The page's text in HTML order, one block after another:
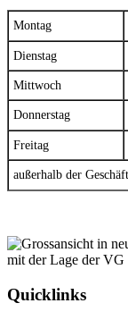
Montag
Dienstag
Mittwoch
Donnerstag
Freitag
außerhalb der
Quicklinks